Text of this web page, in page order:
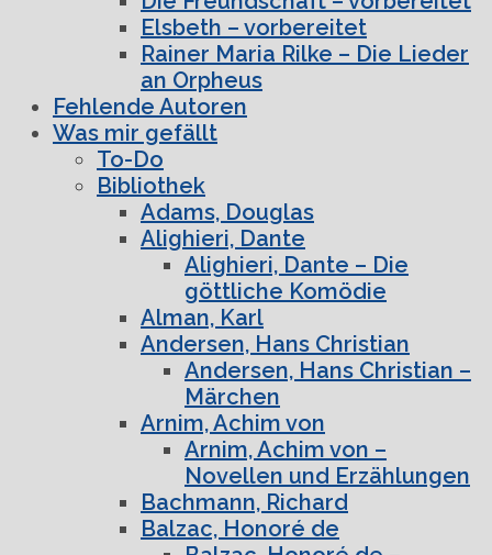
Elsbeth – vorbereitet
Rainer Maria Rilke – Die Lieder
an Orpheus
Fehlende Autoren
Was mir gefällt
To-Do
Bibliothek
Adams, Douglas
Alighieri, Dante
Alighieri, Dante – Die
göttliche Komödie
Alman, Karl
Andersen, Hans Christian
Andersen, Hans Christian –
Märchen
Arnim, Achim von
Arnim, Achim von –
Novellen und Erzählungen
Bachmann, Richard
Balzac, Honoré de